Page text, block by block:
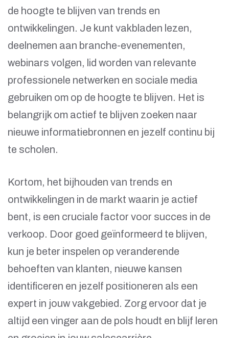
de hoogte te blijven van trends en
ontwikkelingen. Je kunt vakbladen lezen,
deelnemen aan branche-evenementen,
webinars volgen, lid worden van relevante
professionele netwerken en sociale media
gebruiken om op de hoogte te blijven. Het is
belangrijk om actief te blijven zoeken naar
nieuwe informatiebronnen en jezelf continu bij
te scholen.
Kortom, het bijhouden van trends en
ontwikkelingen in de markt waarin je actief
bent, is een cruciale factor voor succes in de
verkoop. Door goed geïnformeerd te blijven,
kun je beter inspelen op veranderende
behoeften van klanten, nieuwe kansen
identificeren en jezelf positioneren als een
expert in jouw vakgebied. Zorg ervoor dat je
altijd een vinger aan de pols houdt en blijf leren